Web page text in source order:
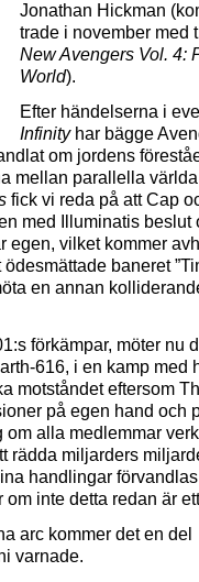
Jonathan Hickman
trade i november med
New Avengers Vol. 4:
World).
Efter händelserna i
Infinityhar bägge
om jordens
mellan parallella
fick vi reda på att Cap
med Illuminatis beslut
egen, vilket kommer
baneret
en annan
förkämpar, möter nu
616, i en kamp med
motståndet eftersom
på egen hand och
alla medlemmar
rädda miljarders
handlingar
inte detta redan är
arc kommer det en del
varnade.